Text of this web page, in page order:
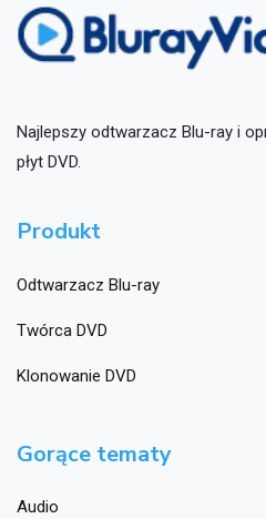
Najlepszy odtwarzacz Blu-ray i
płyt DVD.
Produkt
Odtwarzacz Blu-ray
Twórca DVD
Klonowanie DVD
Gorące tematy
Audio